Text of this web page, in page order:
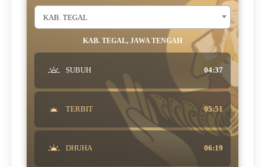
KAB. TEGAL
KAB. TEGAL, JAWA TENGAH
SUBUH 04:37
TERBIT 05:51
DHUHA 06:19